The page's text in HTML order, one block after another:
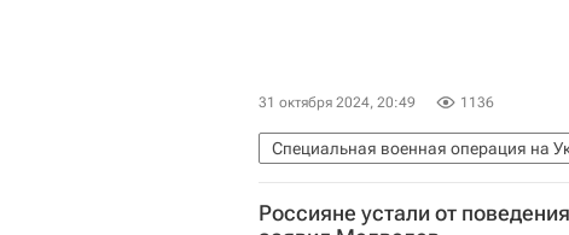
31 октября 2024, 20:49 1136
Специальная военная операция на
Вооруженные силы РФ
Украина
Россияне устали от